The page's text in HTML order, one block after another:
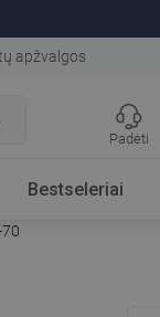
apžvalgos
Padėti
Bestseleriai